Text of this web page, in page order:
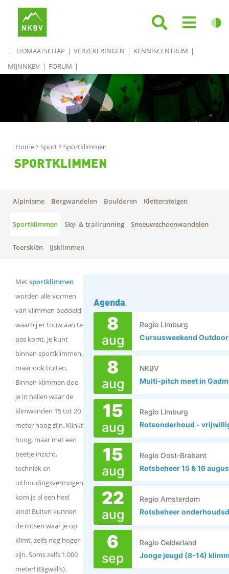
LIDMAATSCHAP VERZEKERINGEN
KENNISCENTRUM
MIJNNKBV
FORUM
Home Sport Sportklimmen
SPORTKLIMMEN
Alpinisme Bergwandelen Boulderen Klettersteigen
Sportklimmen Sky- & trailrunning Sneeuwschoenwandelen
Toerskiën IJsklimmen
Metsportklimmen
worden alle vormen
van klimmen bedoeld
waarbij er touw aan te
pas komt. Je kunt
binnen sportklimmen,
maar ook buiten.
Binnen klimmen doe
je in hallen waar de
klimwanden 15 tot 20
meter hoog zijn. Klinkt
hoog, maar met een
beetje inzicht,
techniek en
uithoudingsvermogen
kom je al een heel
eind! Buiten kunnen
de rotsen waar je op
klimt, zelfs nog hoger
zijn. Soms zelfs 1.000
meter! (Bigwalls).
Agenda
8
aug
Regio Limburg
8
aug
NKBV
Multi-pitch meet in
15
aug
Regio Limburg
Rotsonderhoud -
15
aug
Regio Oost-Brabant
Rotsbeheer 15 & 16
22
aug
Regio Amsterdam
6
sep
Regio Gelderland